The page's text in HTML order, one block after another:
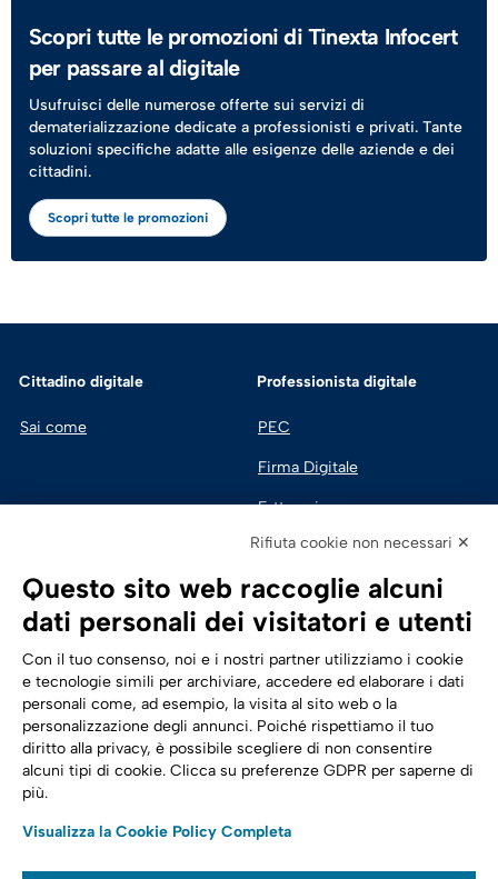
Scopri tutte le promozioni di Tinexta Infocert
per passare al digitale
Usufruisci delle numerose offerte sui servizi di
dematerializzazione dedicate a professionisti e privati. Tante
soluzioni specifiche adatte alle esigenze delle aziende e dei
cittadini.
Scopri tutte le promozioni
Cittadino digitale
Sai come
Professionista digitale
PEC
Firma Digitale
Fatturazione
Sicurezza Digitale
Cloud
Trasformazione digitale
Energia
Telecomunicazioni
Automotive
Seguici su:
Rifiuta cookie non necessari ✕
Questo sito web raccoglie alcuni
dati personali dei visitatori e utenti
Con il tuo consenso, noi e i nostri partner utilizziamo i cookie
e tecnologie simili per archiviare, accedere ed elaborare i dati
personali come, ad esempio, la visita al sito web o la
personalizzazione degli annunci. Poiché rispettiamo il tuo
diritto alla privacy, è possibile scegliere di non consentire
alcuni tipi di cookie. Clicca su preferenze GDPR per saperne di
più.
Visualizza la Cookie Policy Completa